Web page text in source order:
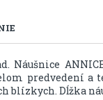
Náušnice
predvedení a
blízkych. Dĺžka